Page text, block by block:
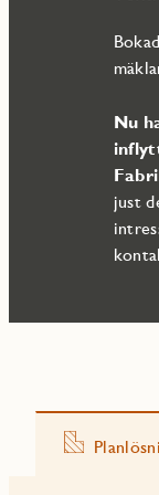
Varmt välkommen
Nu
just